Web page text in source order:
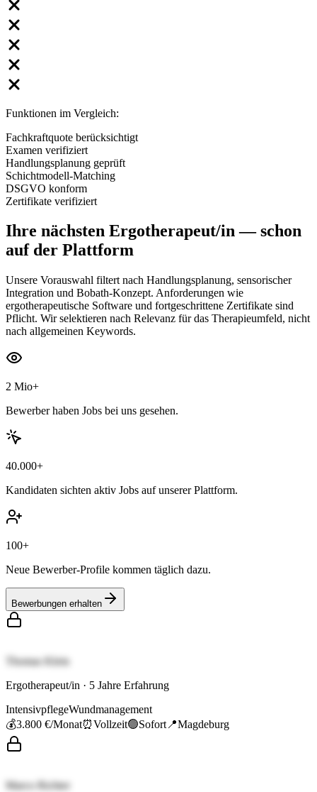
Funktionen im Vergleich:
Fachkraftquote berücksichtigt
Examen verifiziert
Handlungsplanung geprüft
Schichtmodell-Matching
DSGVO konform
Zertifikate verifiziert
Ihre nächsten Ergotherapeut/in— schon
auf der Plattform
Unsere Vorauswahl filtert nach Handlungsplanung, sensorischer
Integration und Bobath-Konzept. Anforderungen wie
ergotherapeutische Software und fortgeschrittene Zertifikate sind
Pflicht. Wir selektieren nach Relevanz für das Therapieumfeld, nicht
nach allgemeinen Keywords.
2 Mio+
Bewerber haben Jobs bei uns gesehen.
40.000+
Kandidaten sichten aktiv Jobs auf unserer Plattform.
100+
Neue Bewerber-Profile kommen täglich dazu.
Bewerbungen erhalten
Thomas Klein
Ergotherapeut/in · 5 Jahre Erfahrung
IntensivpflegeWundmanagement
💰3.800 €/Monat⏰Vollzeit🟢Sofort 📍Magdeburg
Marco Richter